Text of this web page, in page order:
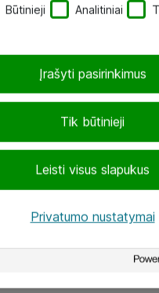
Būtinieji Analitiniai
Tik būtinieji
Leisti visus slapukus
Įrašyti pasirinkimus
Privatumo nustatymai